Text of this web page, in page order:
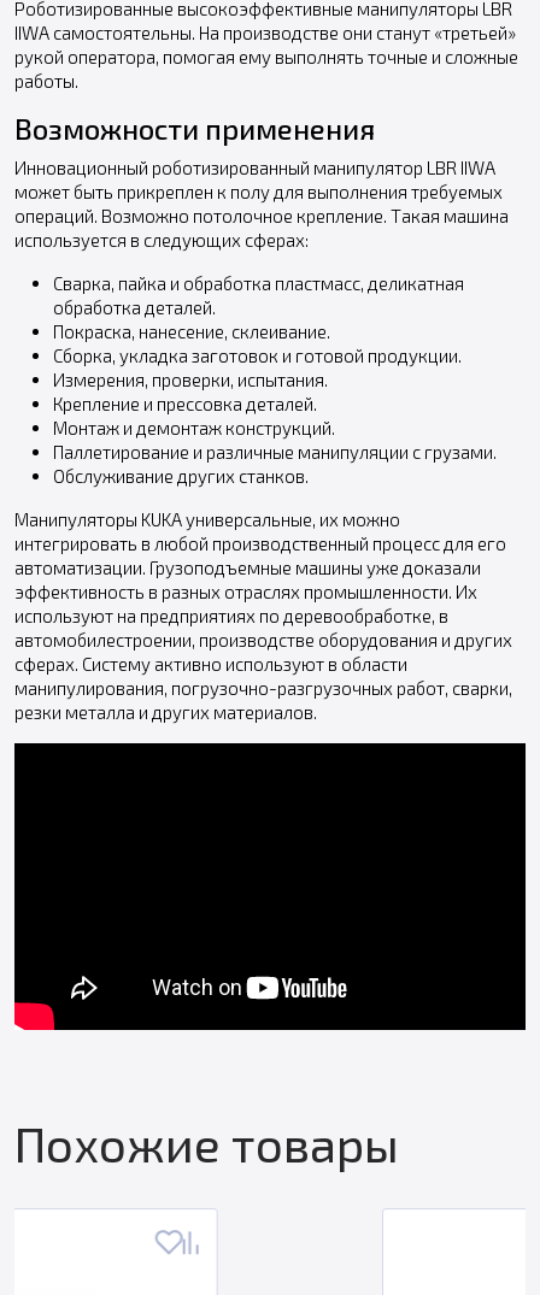
Роботизированные высокоэффективные манипуляторы LBR
IIWA самостоятельны. На производстве они станут «третьей»
рукой оператора, помогая ему выполнять точные и сложные
работы.
Возможности применения
Инновационный роботизированный манипулятор LBR IIWA
может быть прикреплен к полу для выполнения требуемых
операций. Возможно потолочное крепление. Такая машина
используется в следующих сферах:
Сварка, пайка и обработка пластмасс, деликатная
обработка деталей.
Покраска, нанесение, склеивание.
Сборка, укладка заготовок и готовой продукции.
Измерения, проверки, испытания.
Крепление и прессовка деталей.
Монтаж и демонтаж конструкций.
Паллетирование и различные манипуляции с грузами.
Обслуживание других станков.
Манипуляторы KUKA универсальные, их можно
интегрировать в любой производственный процесс для его
автоматизации. Грузоподъемные машины уже доказали
эффективность в разных отраслях промышленности. Их
используют на предприятиях по деревообработке, в
автомобилестроении, производстве оборудования и других
сферах. Систему активно используют в области
манипулирования, погрузочно-разгрузочных работ, сварки,
резки металла и других материалов.
Похожие товары